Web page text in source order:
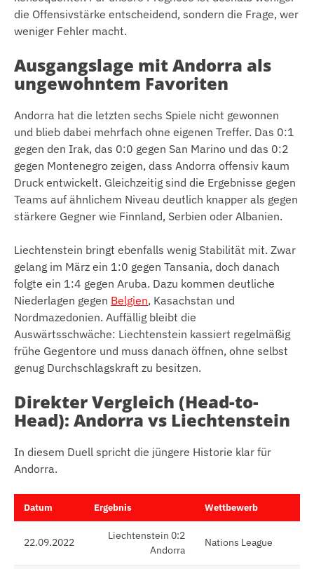
die Offensivstärke entscheidend, sondern die Frage, wer
weniger Fehler macht.
Ausgangslage mit Andorra als
ungewohntem Favoriten
Andorra hat die letzten sechs Spiele nicht gewonnen
und blieb dabei mehrfach ohne eigenen Treffer. Das 0:1
gegen den Irak, das 0:0 gegen San Marino und das 0:2
gegen Montenegro zeigen, dass Andorra offensiv kaum
Druck entwickelt. Gleichzeitig sind die Ergebnisse gegen
Teams auf ähnlichem Niveau deutlich knapper als gegen
stärkere Gegner wie Finnland, Serbien oder Albanien.
Liechtenstein bringt ebenfalls wenig Stabilität mit. Zwar
gelang im März ein 1:0 gegen Tansania, doch danach
folgte ein 1:4 gegen Aruba. Dazu kommen deutliche
Niederlagen gegen Belgien, Kasachstan und
Nordmazedonien. Auffällig bleibt die
Auswärtsschwäche: Liechtenstein kassiert regelmäßig
frühe Gegentore und muss danach öffnen, ohne selbst
genug Durchschlagskraft zu besitzen.
Direkter Vergleich (Head-to-
Head): Andorra vs Liechtenstein
In diesem Duell spricht die jüngere Historie klar für
Andorra.
Datum Ergebnis Wettbewerb
22.09.2022
Liechtenstein 0:2
Andorra
Nations League